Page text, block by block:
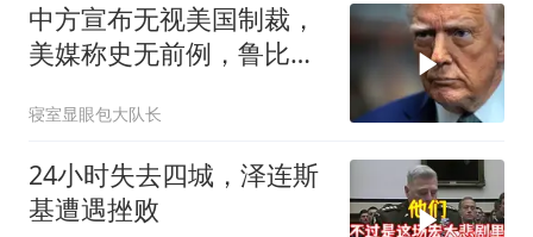
中方宣布无视美国制裁，
美媒称史无前例，鲁比
寝室显眼包大队长
24小时失去四城，泽连斯
基遭遇挫败